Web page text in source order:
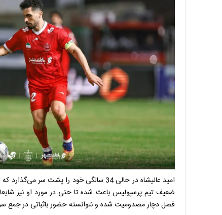
امید عالیشاه در حالی 34 سالگی خود را
ضعیف تیم پرسپولیس باعث شده تا حتی در مورد او نیز
فصل دچار مصدومیت شده و نتوانسته حضور باثباتی در جمع